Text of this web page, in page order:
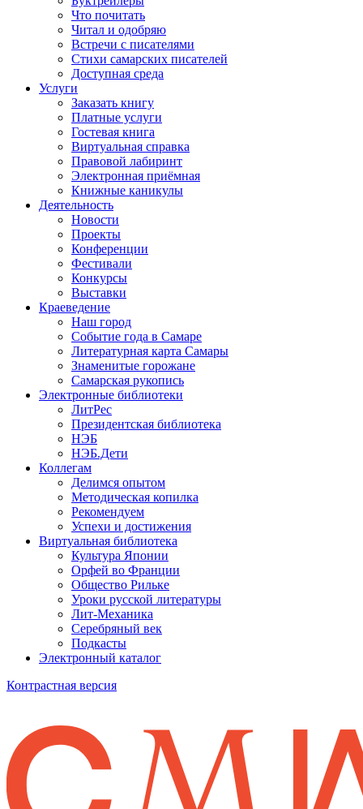
Что почитать
Читал и одобряю
Встречи с писателями
Стихи самарских писателей
Доступная среда
Услуги
Заказать книгу
Платные услуги
Гостевая книга
Виртуальная справка
Правовой лабиринт
Электронная приёмная
Книжные каникулы
Деятельность
Новости
Проекты
Конференции
Фестивали
Конкурсы
Выставки
Краеведение
Наш город
Событие года в Самаре
Литературная карта Самары
Знаменитые горожане
Самарская рукопись
Электронные библиотеки
ЛитРес
Президентская библиотека
НЭБ
НЭБ.Дети
Коллегам
Делимся опытом
Методическая копилка
Рекомендуем
Успехи и достижения
Виртуальная библиотека
Культура Японии
Орфей во Франции
Общество Рильке
Уроки русской литературы
Лит-Механика
Серебряный век
Подкасты
Электронный каталог
Контрастная версия